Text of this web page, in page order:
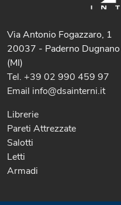
Via Antonio Fogazzaro, 1
20037 - Paderno Dugnano
(MI)
Tel. +39 02 990 459 97
Email info@dsainterni.it
Librerie
Pareti Attrezzate
Salotti
Letti
Armadi